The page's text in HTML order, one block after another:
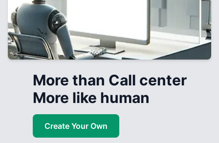
More than Call center
More like human
Create Your Own